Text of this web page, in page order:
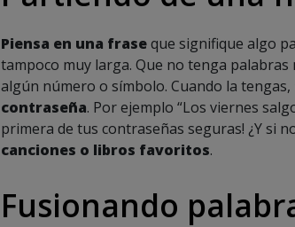
Piensa en una fraseque signifique algo
tampoco muy larga. Que no tenga
algún número o símbolo. Cuando la tengas,
contraseña. Por ejemplo “Los viernes
primera de tus contraseñas seguras! ¿Y si
canciones o libros favoritos.
Fusionando